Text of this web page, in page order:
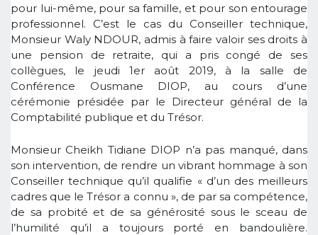
pour lui-même, pour sa famille, et pour son entourage
professionnel. C’est le cas du Conseiller technique,
Monsieur Waly NDOUR, admis à faire valoir ses droits à
une pension de retraite, qui a pris congé de ses
collègues, le jeudi 1er août 2019, à la salle de
Conférence Ousmane DIOP, au cours d’une
cérémonie présidée par le Directeur général de la
Comptabilité publique et du Trésor.
Monsieur Cheikh Tidiane DIOP n’a pas manqué, dans
son intervention, de rendre un vibrant hommage à son
Conseiller technique qu’il qualifie « d’un des meilleurs
cadres que le Trésor a connu », de par sa compétence,
de sa probité et de sa générosité sous le sceau de
l’humilité qu’il a toujours porté en bandoulière.